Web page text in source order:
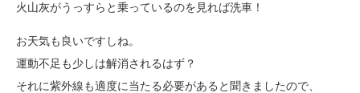
火山灰がうっすらと乗っているのを見れば洗車！
お天気も良いですしね。
運動不足も少しは解消されるはず？
それに紫外線も適度に当たる必要があると聞きましたので、